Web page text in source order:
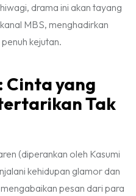
drama ini akan tayang
MBS, menghadirkan
kejutan.
Cinta yang
Tak
(diperankan oleh Kasumi
kehidupan glamor dan
pesan dari para